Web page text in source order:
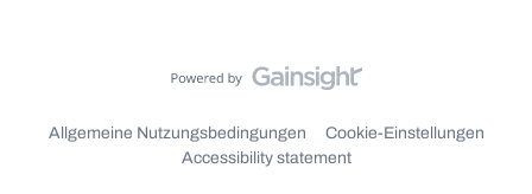
Allgemeine Nutzungsbedingungen
Cookie-Einstellungen
Accessibility statement